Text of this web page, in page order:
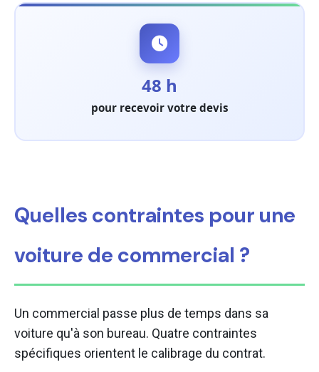
48 h
pour recevoir votre devis
Quelles contraintes pour une
voiture de commercial ?
Un commercial passe plus de temps dans sa
voiture qu'à son bureau. Quatre contraintes
spécifiques orientent le calibrage du contrat.